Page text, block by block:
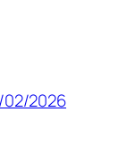
02/2026